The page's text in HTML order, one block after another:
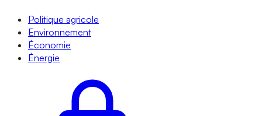
Politique agricole
Environnement
Économie
Énergie